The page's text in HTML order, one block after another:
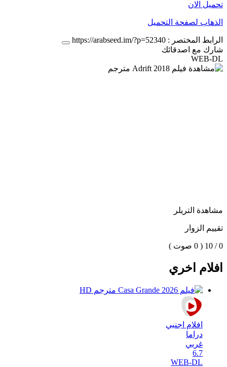
تحميل الان
الذهاب لصفحة التحميل
الرابط المختصر : https://arabseed.im/?p=52340
شارك مع اصدقائك
WEB-DL
مشاهدة التريلر
تقييم الزوار
0 / 10 ( 0 صوت )
افلام اخري
افلام اجنبي
دراما
غربي
6.7
WEB-DL